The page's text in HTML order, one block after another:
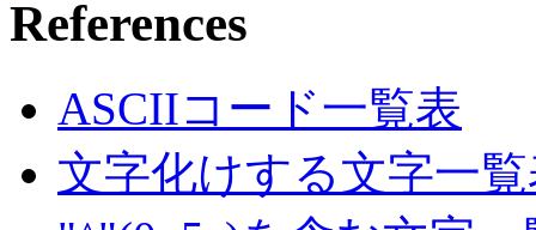
ASCIIコード一覧表
文字化けする文字一